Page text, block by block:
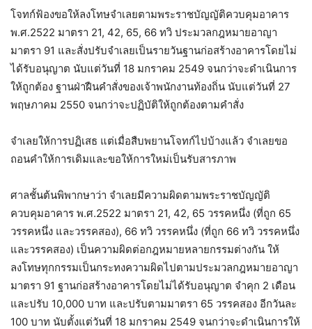
โจทก์ฟ้องขอให้ลงโทษจำเลยตามพระราชบัญญัติควบคุมอาคาร
พ.ศ.2522 มาตรา 21, 42, 65, 66 ทวิ ประมวลกฎหมายอาญา
มาตรา 91 และสั่งปรับจำเลยเป็นรายวันฐานก่อสร้างอาคารโดยไม่
ได้รับอนุญาต นับแต่วันที่ 18 มกราคม 2549 จนกว่าจะดำเนินการ
ให้ถูกต้อง ฐานฝ่าฝืนคำสั่งของเจ้าพนักงานท้องถิ่น นับแต่วันที่ 27
พฤษภาคม 2550 จนกว่าจะปฏิบัติให้ถูกต้องตามคำสั่ง
จำเลยให้การปฏิเสธ แต่เมื่อสืบพยานโจทก์ไปบ้างแล้ว จำเลยขอ
ถอนคำให้การเดิมและขอให้การใหม่เป็นรับสารภาพ
ศาลชั้นต้นพิพากษาว่า จำเลยมีความผิดตามพระราชบัญญัติ
ควบคุมอาคาร พ.ศ.2522 มาตรา 21, 42, 65 วรรคหนึ่ง (ที่ถูก 65
วรรคหนึ่ง และวรรคสอง), 66 ทวิ วรรคหนึ่ง (ที่ถูก 66 ทวิ วรรคหนึ่ง
และวรรคสอง) เป็นความผิดต่อกฎหมายหลายกรรมต่างกัน ให้
ลงโทษทุกกรรมเป็นกระทงความผิดไปตามประมวลกฎหมายอาญา
มาตรา 91 ฐานก่อสร้างอาคารโดยไม่ได้รับอนุญาต จำคุก 2 เดือน
และปรับ 10,000 บาท และปรับตามมาตรา 65 วรรคสอง อีกวันละ
100 บาท นับตั้งแต่วันที่ 18 มกราคม 2549 จนกว่าจะดำเนินการให้